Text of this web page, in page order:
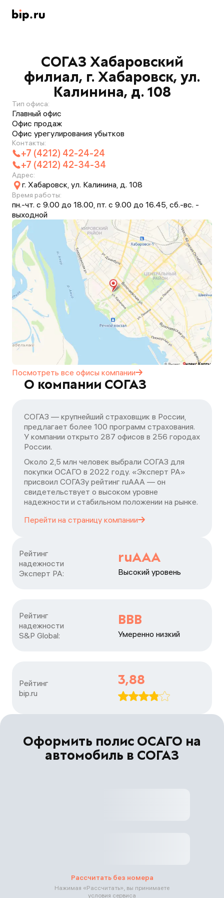
СОГАЗ Хабаровский
филиал, г. Хабаровск, ул.
Калинина, д. 108
Тип офиса:
Главный офис
Офис продаж
Офис урегулирования убытков
Контакты:
+7 (4212) 42-24-24
+7 (4212) 42-34-34
Адрес:
г. Хабаровск, ул. Калинина, д. 108
Время работы:
пн.-чт. с 9.00 до 18.00, пт. с 9.00 до 16.45, сб.-вс. -
выходной
Посмотреть все офисы компании
О компании СОГАЗ
СОГАЗ — крупнейший страховщик в России,
предлагает более 100 программ страхования.
У компании открыто 287 офисов в 256 городах
России.
Около 2,5 млн человек выбрали СОГАЗ для
покупки ОСАГО в 2022 году. «Эксперт РА»
присвоил СОГАЗу рейтинг ruAAA — он
свидетельствует о высоком уровне
надежности и стабильном положении на рынке.
Перейти на страницу компании
Рейтинг
надежности
Эксперт РА:
ruAAA
Высокий уровень
Рейтинг
надежности
S&P Global:
BBB
Умеренно низкий
Рейтинг
bip.ru
3,88
Оформить полис ОСАГО на
автомобиль в СОГАЗ
Рассчитать без номера
Нажимая «Рассчитать», вы принимаете
условия сервиса